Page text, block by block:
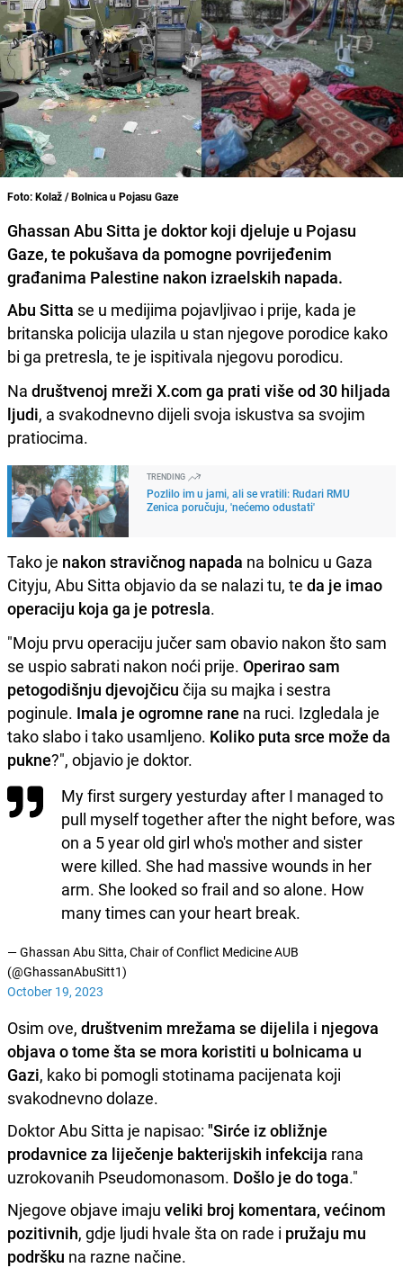
Foto: Kolaž / Bolnica u Pojasu Gaze
Ghassan Abu Sitta je doktor koji djeluje u Pojasu
Gaze, te pokušava da pomogne povrijeđenim
građanima Palestine nakon izraelskih napada.
Abu Sitta se u medijima pojavljivao i prije, kada je
britanska policija ulazila u stan njegove porodice kako
bi ga pretresla, te je ispitivala njegovu porodicu.
Na društvenoj mreži X.com ga prati više od 30 hiljada
ljudi, a svakodnevno dijeli svoja iskustva sa svojim
pratiocima.
TRENDING
Pozlilo im u jami, ali se vratili: Rudari RMU
Zenica poručuju, 'nećemo odustati'
Tako je nakon stravičnog napada na bolnicu u Gaza
Cityju, Abu Sitta objavio da se nalazi tu, te da je imao
operaciju koja ga je potresla.
"Moju prvu operaciju jučer sam obavio nakon što sam
se uspio sabrati nakon noći prije. Operirao sam
petogodišnju djevojčicu čija su majka i sestra
poginule. Imala je ogromne rane na ruci. Izgledala je
tako slabo i tako usamljeno. Koliko puta srce može da
pukne?", objavio je doktor.
My first surgery yesturday after I managed to
pull myself together after the night before, was
on a 5 year old girl who's mother and sister
were killed. She had massive wounds in her
arm. She looked so frail and so alone. How
many times can your heart break.
— Ghassan Abu Sitta, Chair of Conflict Medicine AUB
(@GhassanAbuSitt1)
October 19, 2023
Osim ove, društvenim mrežama se dijelila i njegova
objava o tome šta se mora koristiti u bolnicama u
Gazi, kako bi pomogli stotinama pacijenata koji
svakodnevno dolaze.
Doktor Abu Sitta je napisao: "Sirće iz obližnje
prodavnice za liječenje bakterijskih infekcija rana
uzrokovanih Pseudomonasom. Došlo je do toga."
Njegove objave imaju veliki broj komentara, većinom
pozitivnih, gdje ljudi hvale šta on rade i pružaju mu
podršku na razne načine.